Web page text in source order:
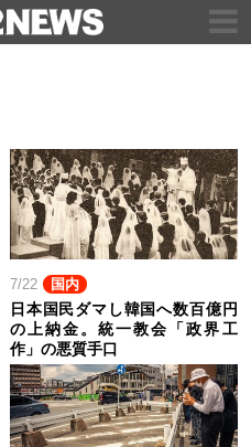
7/22 国内
日本国民ダマし韓国へ数百億円
の上納金。統一教会「政界工
作」の悪質手口